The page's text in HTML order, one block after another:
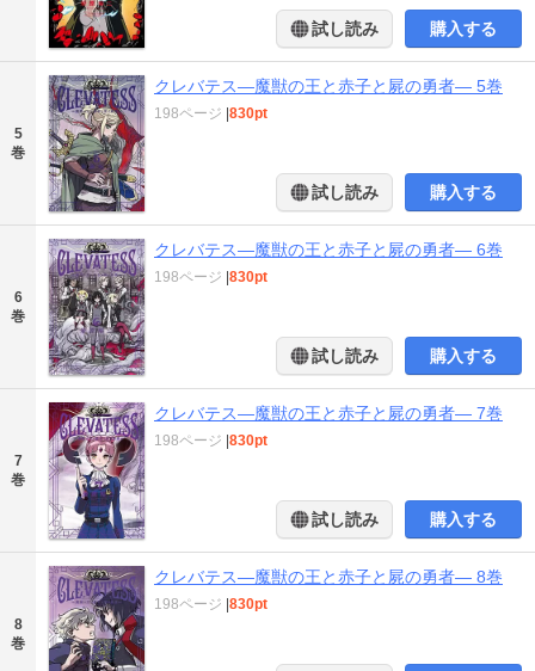
試し読み 購入する
5
巻
クレバテス―魔獣の王と赤子と屍の勇者― 5巻
198ページ 830pt
試し読み 購入する
6
巻
クレバテス―魔獣の王と赤子と屍の勇者― 6巻
198ページ 830pt
試し読み 購入する
7
巻
クレバテス―魔獣の王と赤子と屍の勇者― 7巻
198ページ 830pt
試し読み 購入する
8
巻
クレバテス―魔獣の王と赤子と屍の勇者― 8巻
198ページ 830pt